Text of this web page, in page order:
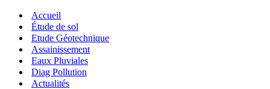
Accueil
Étude de sol
Etude Géotechnique
Assainissement
Eaux Pluviales
Diag Pollution
Actualités